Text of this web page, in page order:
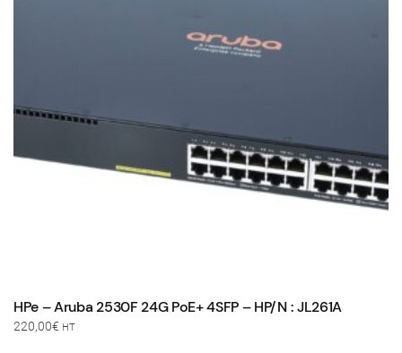
HPe – Aruba 2530F 24G PoE+ 4SFP – HP/N : JL261A
220,00€ HT